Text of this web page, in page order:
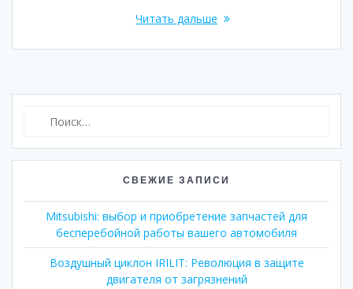
Читать дальше
СВЕЖИЕ ЗАПИСИ
Mitsubishi: выбор и приобретение запчастей для
бесперебойной работы вашего автомобиля
Воздушный циклон IRILIT: Революция в защите
двигателя от загрязнений